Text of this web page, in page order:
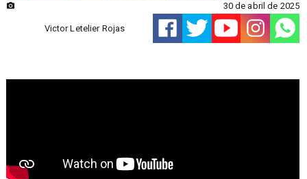
Victor Letelier Rojas
30 de abril de 2025